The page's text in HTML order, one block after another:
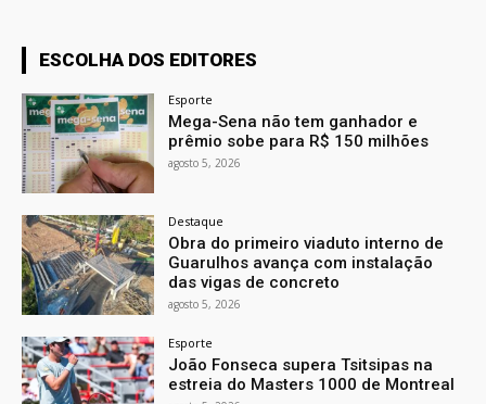
ESCOLHA DOS EDITORES
Esporte
Mega-Sena não tem ganhador e
prêmio sobe para R$ 150 milhões
agosto 5, 2026
Destaque
Obra do primeiro viaduto interno de
Guarulhos avança com instalação
das vigas de concreto
agosto 5, 2026
Esporte
João Fonseca supera Tsitsipas na
estreia do Masters 1000 de Montreal